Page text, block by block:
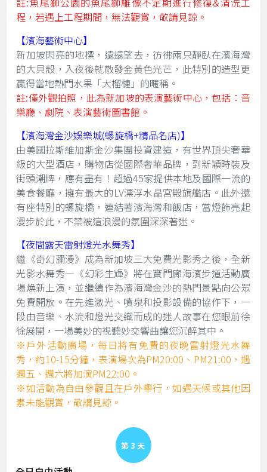
程，若遇上工程期間，無法觀賞，敬請見諒。
【濱海藝術中心】
新加坡閃亮的地標，遠遠望去，彷彿兩只靜臥在濱海灣
的大貝殼，入夜後就散發金黃色光芒，此特別的造型更
贏得當地熱門水果「大榴槤」的暱稱。
註:僅外觀拍照，此為新加坡的表演藝術中心，包括：音
樂廳、劇院、表演藝術圖書館。
【濱海灣金沙娛樂城(螺旋橋+精品名店)】
由美國拉斯維加斯金沙集團投資建造，有世界頂尖奢華
級的大型酒店，購物店從國際奢華品牌，到新穎時裝及
街頭潮牌，應有盡有！超過45家提供本地及國際一流的
美食餐廳，擁有最大的LV漂浮水晶宮殿旗艦店。此外還
有座特別的螺旋橋，連結著濱海灣和飯店，當燈飾亮起
漫步於此，不禁被這浪漫的氛圍深深著迷。
【夜間露天雷射燈光水舞秀】
繼《奇幻瀰漫》成為新加坡三大免費光影秀之後，全新
光影水舞秀—《幻彩生輝》將在寶門廊海濱步道活動廣
場煥新上演，並繼續作為濱海灣金沙的熱門景點向公眾
免費開放。在先進激光、噴泉和投影設備的協作下，一
段由音樂、水流和燈光交織而成的迷人故事在您眼前徐
徐展開，一場美妙的視聽妙交響曲讓您沉醉其中。
※戶外活動廣場，每日將有免費的夜晚雷射燈光水舞
秀，約10-15分鐘，表演場次為PM20:00、PM21:00，遇
週五、週六將加演PM22:00。
※如活動為自由參觀且在戶外舉行，如遇天候或其他因
素未能觀賞，敬請見諒。
Day 3